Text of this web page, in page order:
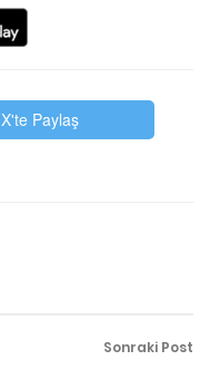
X'te Paylaş
Sonraki Post